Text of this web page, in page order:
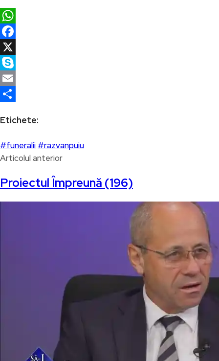
WhatsApp
Facebook
X
Skype
Email
Etichete:
#funeralii #razvanpuiu
Articolul anterior
Proiectul Împreună (196)